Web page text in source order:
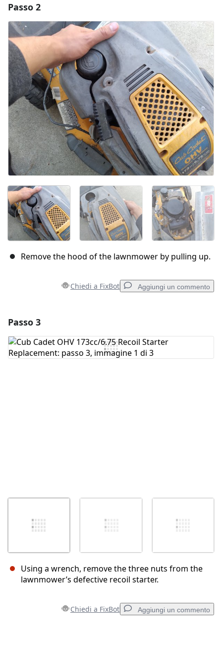
Aggiungi Commento
Annulla Pubblica commento
Passo 2
Remove the hood of the lawnmower by pulling up.
Chiedi a FixBot Aggiungi un commento
Aggiungi Commento
Passo 3
Using a wrench, remove the three nuts from the
lawnmower’s defective recoil starter.
Chiedi a FixBot Aggiungi un commento